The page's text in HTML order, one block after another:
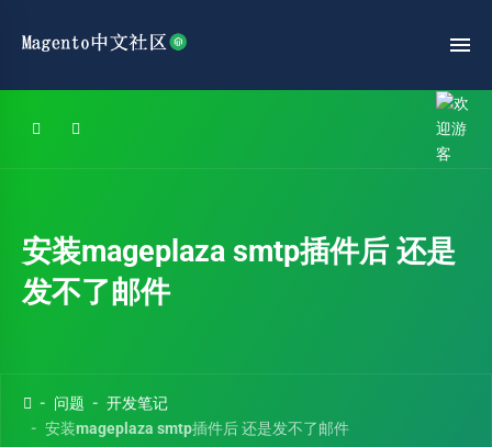
安装mageplaza smtp插件后 还是
发不了邮件
问题
开发笔记
安装mageplaza smtp插件后 还是发不了邮件